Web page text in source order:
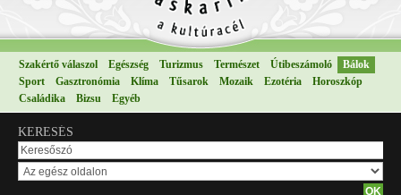
Szakértő válaszol Egészség Turizmus Természet Útibeszámoló
Bálok
Sport
Gasztronómia Klíma Tűsarok Mozaik Ezotéria
Horoszkóp
Családika
Bizsu Egyéb
KERESÉS